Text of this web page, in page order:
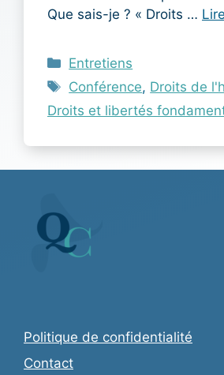
Que sais-je ? « Droits …
Catégories
Entretiens
Étiquettes
Conférence, Droits de
Droits et libertés
Politique de confidentialité
Contact